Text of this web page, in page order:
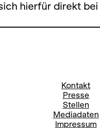
hierfür direkt bei
Kontakt
Presse
Stellen
Mediadaten
Impressum